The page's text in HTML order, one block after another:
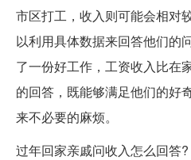
市区打工，收入则可能会相对
以利用具体数据来回答他们的
了一份好工作，工资收入比在
的回答，既能够满足他们的好
来不必要的麻烦。
过年回家亲戚问收入怎么回答?